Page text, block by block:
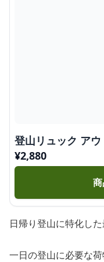
登山リュック ア
¥2,880
日帰り登山に特化し
一日の登山に必要な